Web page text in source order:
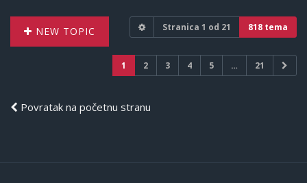
NEW TOPIC Stranica 1 od 21 818 tema
1 2 3 4 5 … 21
Povratak na početnu stranu